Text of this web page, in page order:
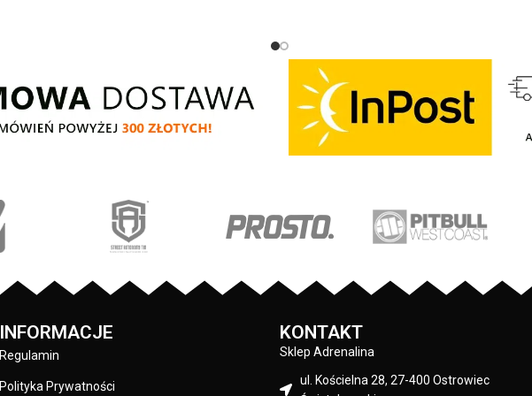
- regulacja kaptura za pomocą szerokiego
sznurka z metalowym wykończeniem -
ściągacze rękawów posiadają otwory na
przednia kieszeń typu kangurka -
wysokiej jakości nieścieralne nadruki
wykonane specjalistyczną technologią
/ 20% polyester
INFORMACJE
Regulamin
Polityka Prywatności
KONTAKT
Sklep Adrenalina
ul. Kościelna 28, 27-400 Ostrowiec